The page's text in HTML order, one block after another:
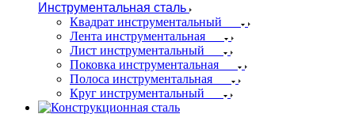
Инструментальная сталь
Квадрат инструментальный
Лента инструментальная
Лист инструментальный
Поковка инструментальная
Полоса инструментальная
Круг инструментальный